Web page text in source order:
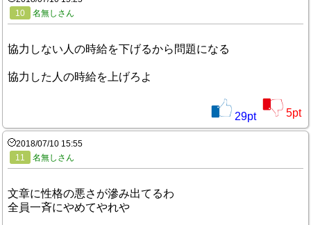
10
名無しさん
協力しない人の時給を下げるから問題になる
協力した人の時給を上げろよ
29pt 5pt
2018/07/10 15:55
11
名無しさん
文章に性格の悪さが滲み出てるわ
全員一斉にやめてやれや